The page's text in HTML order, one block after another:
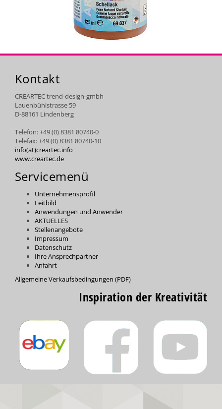
Kontakt
CREARTEC trend-design-gmbh
Lauenbühlstrasse 59
D-88161 Lindenberg
Telefon: +49 (0) 8381 80740-0
Telefax: +49 (0) 8381 80740-10
info(at)creartec.info
www.creartec.de
Servicemenü
Unternehmensprofil
Leitbild
Anwendungen und Anwender
AKTUELLES
Stellenangebote
Impressum
Datenschutz
Ihre Ansprechpartner
Anfahrt
Allgemeine Verkaufsbedingungen (PDF)
Inspiration der Kreativität